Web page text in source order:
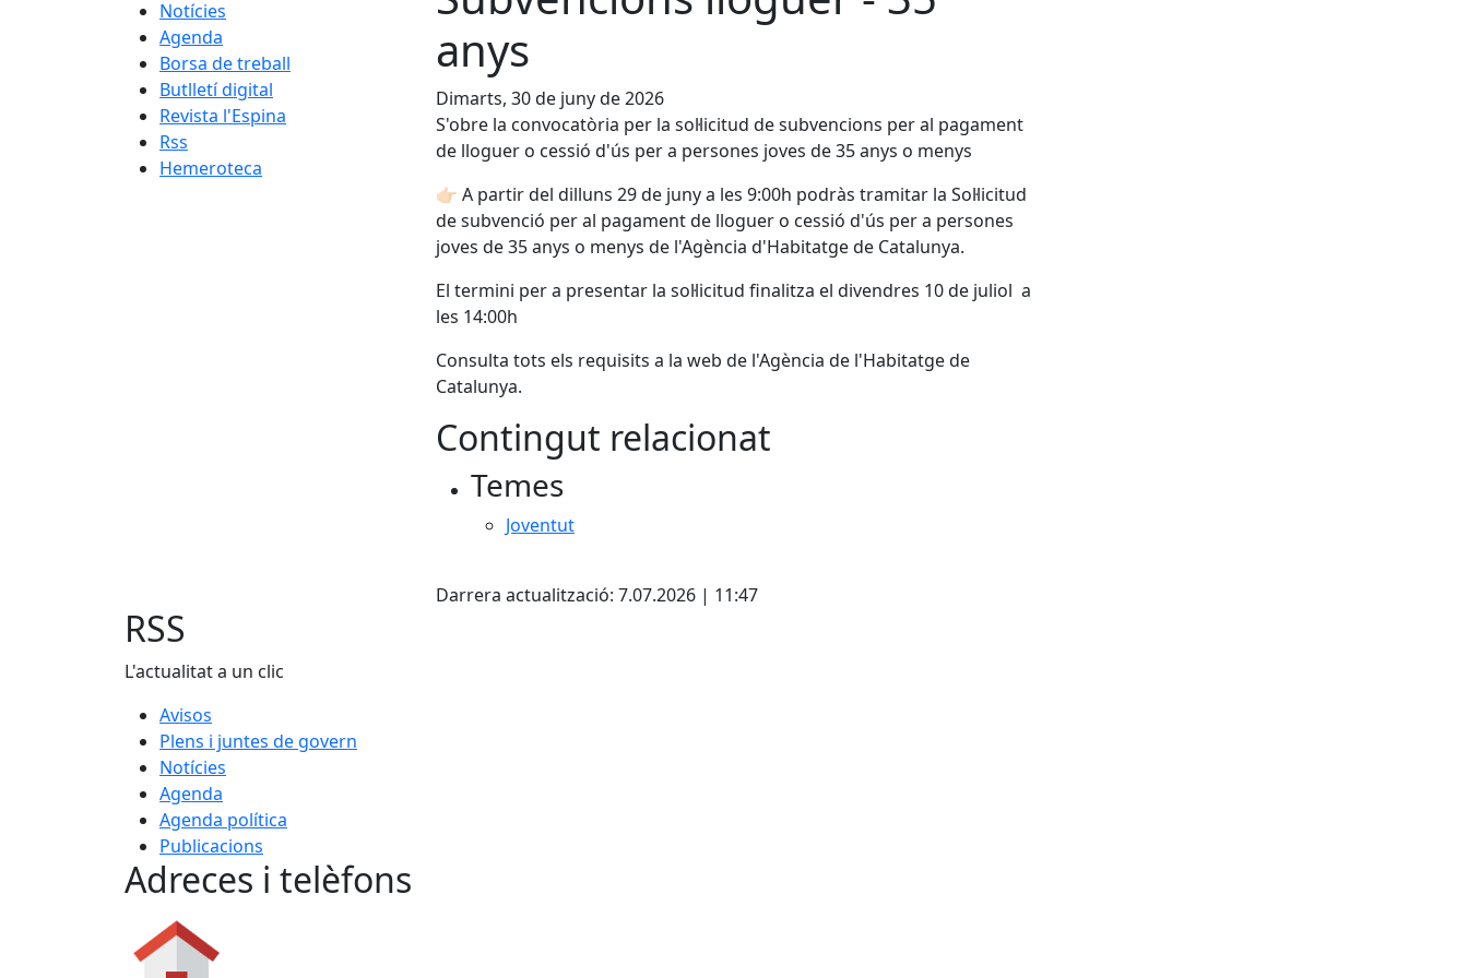
Notícies
Agenda
Borsa de treball
Butlletí digital
Revista l'Espina
Rss
Hemeroteca
anys
Dimarts, 30 de juny de 2026
S'obre la convocatòria per la sol·licitud de subvencions per al pagament
de lloguer o cessió d'ús per a persones joves de 35 anys o menys
👉🏻 A partir del dilluns 29 de juny a les 9:00h podràs tramitar la Sol·licitud
de subvenció per al pagament de lloguer o cessió d'ús per a persones
joves de 35 anys o menys de l'Agència d'Habitatge de Catalunya.
El termini per a presentar la sol·licitud finalitza el divendres 10 de juliol a
les 14:00h
Consulta tots els requisits a la web de l'Agència de l'Habitatge de
Catalunya.
Contingut relacionat
Temes
Joventut
Darrera actualització: 7.07.2026 | 11:47
RSS
L'actualitat a un clic
Avisos
Plens i juntes de govern
Notícies
Agenda
Agenda política
Publicacions
Adreces i telèfons